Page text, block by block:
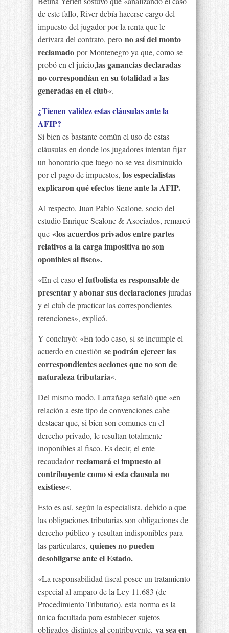
de este fallo, River debía hacerse cargo del
impuesto del jugador por la renta que le
derivara del contrato, pero no así del monto
reclamado por Montenegro ya que, como se
probó en el juicio,las ganancias declaradas
no correspondían en su totalidad a las
generadas en el club«.
¿Tienen validez estas cláusulas ante la
AFIP?
Si bien es bastante común el uso de estas
cláusulas en donde los jugadores intentan fijar
un honorario que luego no se vea disminuido
por el pago de impuestos, los especialistas
explicaron qué efectos tiene ante la AFIP.
Al respecto, Juan Pablo Scalone, socio del
estudio Enrique Scalone & Asociados, remarcó
que «los acuerdos privados entre partes
relativos a la carga impositiva no son
oponibles al fisco».
«En el caso el futbolista es responsable de
presentar y abonar sus declaraciones juradas
y el club de practicar las correspondientes
retenciones», explicó.
Y concluyó: «En todo caso, si se incumple el
acuerdo en cuestión se podrán ejercer las
correspondientes acciones que no son de
naturaleza tributaria«.
Del mismo modo, Larrañaga señaló que «en
relación a este tipo de convenciones cabe
destacar que, si bien son comunes en el
derecho privado, le resultan totalmente
inoponibles al fisco. Es decir, el ente
recaudadorreclamará el impuesto al
contribuyente como si esta clausula no
existiese«.
Esto es así, según la especialista, debido a que
las obligaciones tributarias son obligaciones de
derecho público y resultan indisponibles para
las particulares, quienes no pueden
desobligarse ante el Estado.
«La responsabilidad fiscal posee un tratamiento
especial al amparo de la Ley 11.683 (de
Procedimiento Tributario), esta norma es la
única facultada para establecer sujetos
obligados distintos al contribuyente, ya sea en